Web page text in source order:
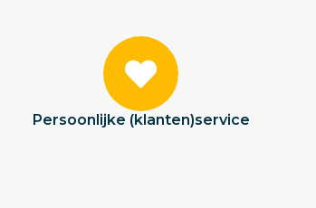
Persoonlijke (klanten)service